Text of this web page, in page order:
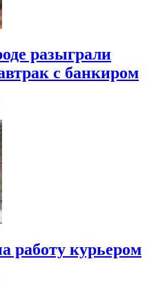
разыграли
с банкиром
работу курьером